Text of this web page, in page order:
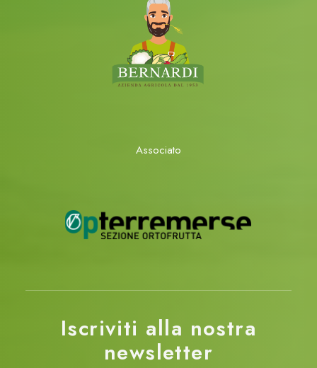
Associato
Iscriviti alla nostra
newsletter